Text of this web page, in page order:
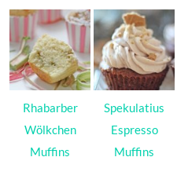
Rhabarber
Wölkchen
Muffins
Spekulatius
Espresso
Muffins